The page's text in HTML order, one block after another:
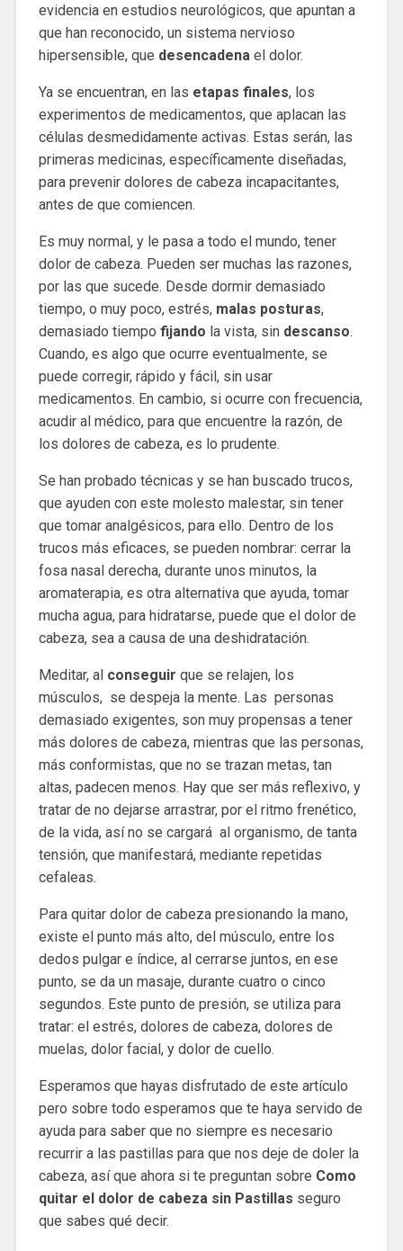
evidencia en estudios neurológicos, que apuntan a
que han reconocido, un sistema nervioso
hipersensible, que desencadena el dolor.
Ya se encuentran, en las etapas finales, los
experimentos de medicamentos, que aplacan las
células desmedidamente activas. Estas serán, las
primeras medicinas, específicamente diseñadas,
para prevenir dolores de cabeza incapacitantes,
antes de que comiencen.
Es muy normal, y le pasa a todo el mundo, tener
dolor de cabeza. Pueden ser muchas las razones,
por las que sucede. Desde dormir demasiado
tiempo, o muy poco, estrés, malas posturas,
demasiado tiempo fijando la vista, sin descanso.
Cuando, es algo que ocurre eventualmente, se
puede corregir, rápido y fácil, sin usar
medicamentos. En cambio, si ocurre con frecuencia,
acudir al médico, para que encuentre la razón, de
los dolores de cabeza, es lo prudente.
Se han probado técnicas y se han buscado trucos,
que ayuden con este molesto malestar, sin tener
que tomar analgésicos, para ello. Dentro de los
trucos más eficaces, se pueden nombrar: cerrar la
fosa nasal derecha, durante unos minutos, la
aromaterapia, es otra alternativa que ayuda, tomar
mucha agua, para hidratarse, puede que el dolor de
cabeza, sea a causa de una deshidratación.
Meditar, al conseguir que se relajen, los
músculos, se despeja la mente. Las personas
demasiado exigentes, son muy propensas a tener
más dolores de cabeza, mientras que las personas,
más conformistas, que no se trazan metas, tan
altas, padecen menos. Hay que ser más reflexivo, y
tratar de no dejarse arrastrar, por el ritmo frenético,
de la vida, así no se cargará al organismo, de tanta
tensión, que manifestará, mediante repetidas
cefaleas.
Para quitar dolor de cabeza presionando la mano,
existe el punto más alto, del músculo, entre los
dedos pulgar e índice, al cerrarse juntos, en ese
punto, se da un masaje, durante cuatro o cinco
segundos. Este punto de presión, se utiliza para
tratar: el estrés, dolores de cabeza, dolores de
muelas, dolor facial, y dolor de cuello.
Esperamos que hayas disfrutado de este artículo
pero sobre todo esperamos que te haya servido de
ayuda para saber que no siempre es necesario
recurrir a las pastillas para que nos deje de doler la
cabeza, así que ahora si te preguntan sobre Como
quitar el dolor de cabeza sin Pastillas seguro
que sabes qué decir.